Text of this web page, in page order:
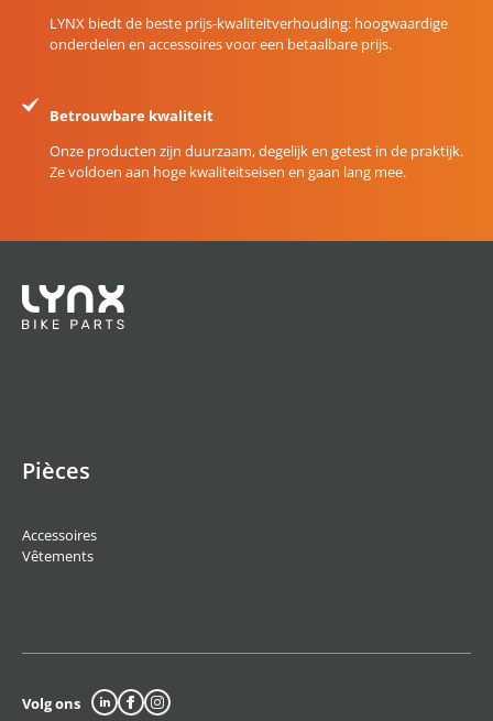
LYNX biedt de beste prijs-kwaliteitverhouding: hoogwaardige
onderdelen en accessoires voor een betaalbare prijs.
Betrouwbare kwaliteit
Onze producten zijn duurzaam, degelijk en getest in de praktijk.
Ze voldoen aan hoge kwaliteitseisen en gaan lang mee.
Pièces
Accessoires
Vêtements
Volg ons